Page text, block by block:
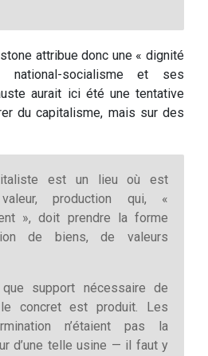
attribue donc une « dignité
national-socialisme et ses
aurait ici été une tentative
du capitalisme, mais sur des
est un lieu où est
production qui, «
», doit prendre la forme
de biens, de valeurs
support nécessaire de
le concret est produit. Les
n’étaient pas la
d’une telle usine — il faut y